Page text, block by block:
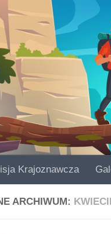
Krajoznawcza
ARCHIWUM: